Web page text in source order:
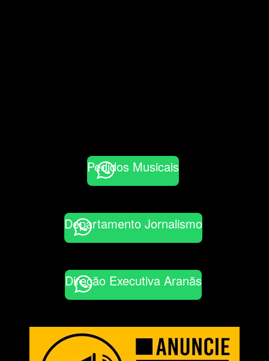
Pedidos Musicais
Departamento Jornalismo
Direção Executiva Aranãs